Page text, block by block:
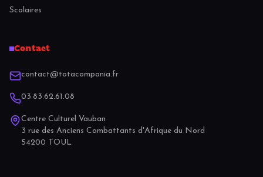
Scolaires
Contact
contact@totacompania.fr
03.83.62.61.08
Centre Culturel Vauban
3 rue des Anciens Combattants d'Afrique du Nord
54200 TOUL